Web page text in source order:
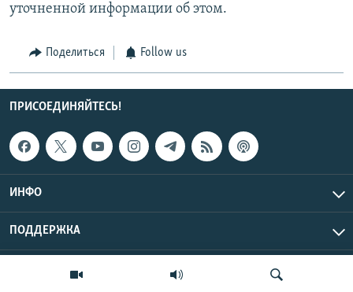
уточненной информации об этом.
Поделиться Follow us
ПРИСОЕДИНЯЙТЕСЬ!
ИНФО
ПОДДЕРЖКА
Эхо Кавказа © 2026 RFE/RL, Inc. | Все права защищены.